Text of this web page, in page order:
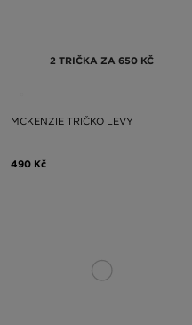
2 TRIČKA ZA 650 KČ
MCKENZIE TRIČKO LEVY
490 Kč